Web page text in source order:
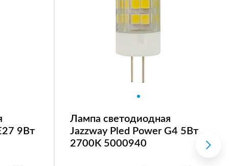
9Вт
Лампа светодиодная
Jazzway Pled Power G4 5Вт
2700K 5000940